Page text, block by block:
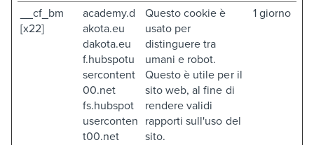
__cf_bm
[x22]
academy.d
akota.eu
dakota.eu
f.hubspotu
sercontent
00.net
fs.hubspot
userconten
t00.net
Questo cookie è
usato per
distinguere tra
umani e robot.
Questo è utile per il
sito web, al fine di
rendere validi
rapporti sull'uso del
sito.
1 giorno